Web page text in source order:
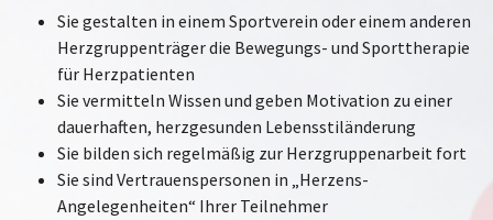
Sie gestalten in einem Sportverein oder einem anderen
Herzgruppenträger die Bewegungs- und Sporttherapie
für Herzpatienten
Sie vermitteln Wissen und geben Motivation zu einer
dauerhaften, herzgesunden Lebensstiländerung
Sie bilden sich regelmäßig zur Herzgruppenarbeit fort
Sie sind Vertrauenspersonen in „Herzens-
Angelegenheiten“ Ihrer Teilnehmer